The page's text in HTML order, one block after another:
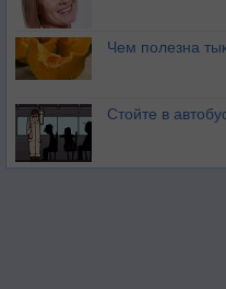
Чем полезна
Стойте в